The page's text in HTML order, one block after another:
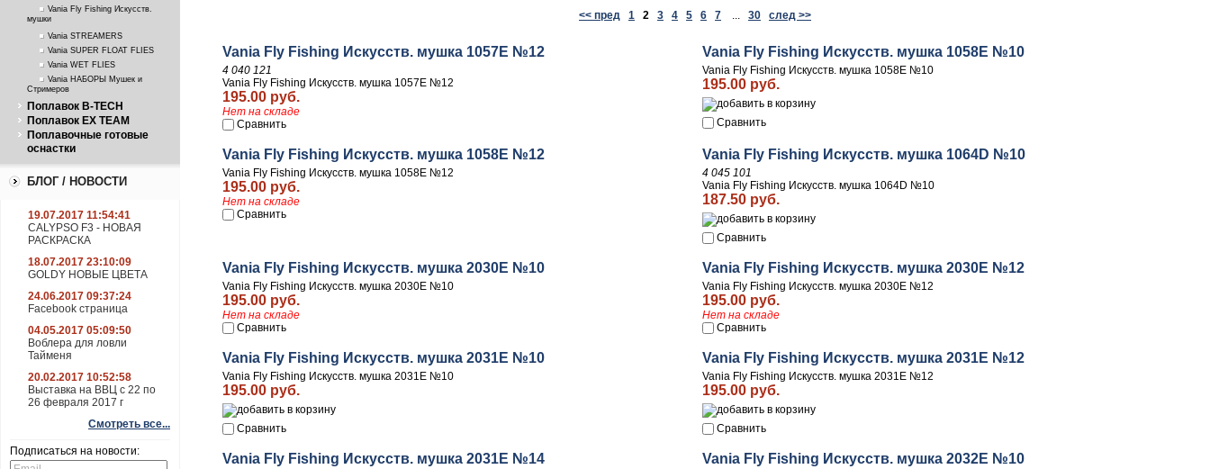
Vania Fly Fishing Искусств.
мушки
Vania STREAMERS
Vania SUPER FLOAT FLIES
Vania WET FLIES
Vania НАБОРЫ Мушек и
Стримеров
Поплавок B-TECH
Поплавок EX TEAM
Поплавочные готовые
оснастки
БЛОГ / НОВОСТИ
19.07.2017 11:54:41
CALYPSO F3 - НОВАЯ
РАСКРАСКА
18.07.2017 23:10:09
GOLDY НОВЫЕ ЦВЕТА
24.06.2017 09:37:24
Facebook страница
04.05.2017 05:09:50
Воблера для ловли
Тайменя
20.02.2017 10:52:58
Выставка на ВВЦ с 22 по
26 февраля 2017 г
Смотреть все...
Подписаться на новости:
<< пред 1 2 3 4 5 6 7 30 след >>
Vania Fly Fishing Искусств. мушка 1057E №12
4 040 121
Vania Fly Fishing Искусств. мушка 1057E №12
195.00 руб.
Нет на складе
Сравнить
Vania Fly Fishing Искусств. мушка 1058E №10
Vania Fly Fishing Искусств. мушка 1058E №10
195.00 руб.
Сравнить
Vania Fly Fishing Искусств. мушка 1058E №12
Vania Fly Fishing Искусств. мушка 1058E №12
195.00 руб.
Нет на складе
Сравнить
Vania Fly Fishing Искусств. мушка 1064D №10
4 045 101
Vania Fly Fishing Искусств. мушка 1064D №10
187.50 руб.
Сравнить
Vania Fly Fishing Искусств. мушка 2030E №10
Vania Fly Fishing Искусств. мушка 2030E №10
195.00 руб.
Нет на складе
Сравнить
Vania Fly Fishing Искусств. мушка 2030E №12
Vania Fly Fishing Искусств. мушка 2030E №12
195.00 руб.
Нет на складе
Сравнить
Vania Fly Fishing Искусств. мушка 2031E №10
Vania Fly Fishing Искусств. мушка 2031E №10
195.00 руб.
Сравнить
Vania Fly Fishing Искусств. мушка 2031E №12
Vania Fly Fishing Искусств. мушка 2031E №12
195.00 руб.
Сравнить
Vania Fly Fishing Искусств. мушка 2031E №14 Vania Fly Fishing Искусств. мушка 2032E №10